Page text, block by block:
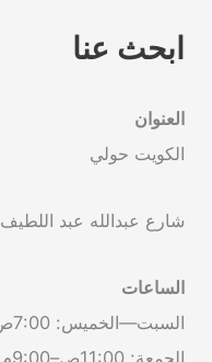
ابحث عنا
العنوان
الكويت حولي
شارع عبدالله عبد اللطيف
الساعات
السبت—الخميس: 7:00ص–11:30م
الجمعة: 11:00ص–9:00م